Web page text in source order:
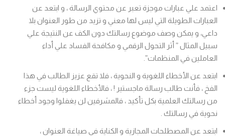
اعتمد علي عبارات موجزة تعبر عن محتوي الرسالة ، و ابتعد عن
العبارات الطويلة التي ليس لها معني و تزيد من طور العنوان بلا
داعي، و يمكن وصف موضوع رسالتك دون الكف عن النتيجة علي
سبيل المثال ” أثر التحول الرقمي و مكافحة الفساد علي أداء
العاملين في المنظمات”.
ابتعد عن الأخطاء اللغوية و النحوية ، فلا تقع عزيز الطالب في هذا
الفخ ، فأنت طالب رسالة ماجستير ! ، فالأخطاء اللغوية ليست جزء
من رسالتك العلمية بكل تأكيد ، فالمشرفين لن يغفلوا وجود أخطاء
نحوية في رسالتك .
ابتعد عن المصطلحات المجازية و الكناية في صياغة العنوان ،